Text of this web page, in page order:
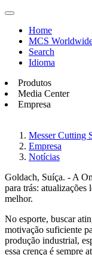
Home
MCS
Search
Idioma
Produtos
Media Center
Empresa
Messer Cutting
Empresa
Notícias
Goldach, Suíça. - A
para trás: atualizações
melhor.
No esporte, buscar
motivação suficiente
produção industrial,
essa crença é sempre